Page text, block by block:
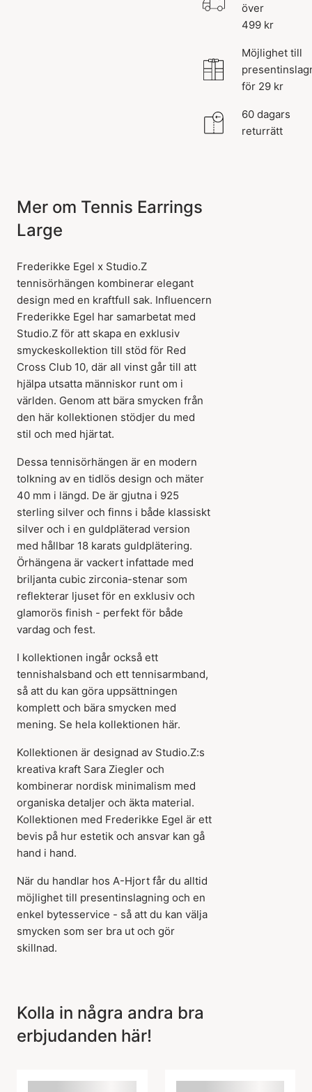
Artikeln har lagts till i
korgen
över
499 kr
Möjlighet till
för 29 kr
60 dagars
returrätt
Mer om Tennis Earrings
Large
Frederikke Egel x Studio.Z
tennisörhängen kombinerar elegant
design med en kraftfull sak. Influencern
Frederikke Egel har samarbetat med
Studio.Z för att skapa en exklusiv
smyckeskollektion till stöd för Red
Cross Club 10, där all vinst går till att
hjälpa utsatta människor runt om i
världen. Genom att bära smycken från
den här kollektionen stödjer du med
stil och med hjärtat.
Dessa tennisörhängen är en modern
tolkning av en tidlös design och mäter
40 mm i längd. De är gjutna i 925
sterling silver och finns i både klassiskt
silver och i en guldpläterad version
med hållbar 18 karats guldplätering.
Örhängena är vackert infattade med
briljanta cubic zirconia-stenar som
reflekterar ljuset för en exklusiv och
glamorös finish - perfekt för både
vardag och fest.
I kollektionen ingår också ett
tennishalsband och ett tennisarmband,
så att du kan göra uppsättningen
komplett och bära smycken med
mening. Se hela kollektionen här.
Kollektionen är designad av Studio.Z:s
kreativa kraft Sara Ziegler och
kombinerar nordisk minimalism med
organiska detaljer och äkta material.
Kollektionen med Frederikke Egel är ett
bevis på hur estetik och ansvar kan gå
hand i hand.
När du handlar hos A-Hjort får du alltid
möjlighet till presentinslagning och en
enkel bytesservice - så att du kan välja
smycken som ser bra ut och gör
skillnad.
Kolla in några andra bra
erbjudanden här!